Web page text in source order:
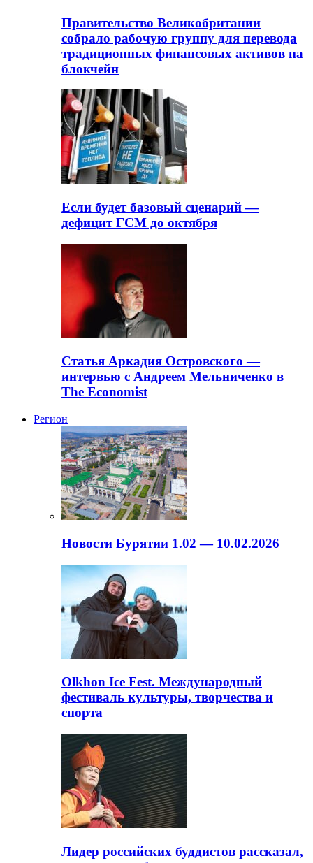
Правительство Великобритании
собрало рабочую группу для перевода
традиционных финансовых активов на
блокчейн
Если будет базовый сценарий —
дефицит ГСМ до октября
Статья Аркадия Островского —
интервью с Андреем Мельниченко в
The Economist
Регион
Новости Бурятии 1.02 — 10.02.2026
Olkhon Ice Fest. Международный
фестиваль культуры, творчества и
спорта
Лидер российских буддистов рассказал,